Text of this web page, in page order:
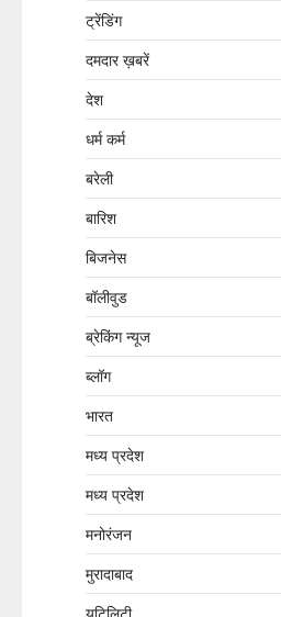
ट्रेंडिंग
दमदार ख़बरें
देश
धर्म कर्म
बरेली
बारिश
बिजनेस
बॉलीवुड
ब्रेकिंग न्यूज
ब्लॉग
भारत
मध्य प्रदेश
मध्य प्रदेश
मनोरंजन
मुरादाबाद
यूटिलिटी